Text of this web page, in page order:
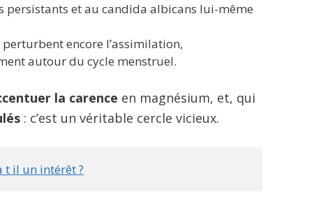
persistants et au candida albicans lui-même
encore l’assimilation,
autour du cycle menstruel.
la carence en magnésium, et, qui
: c’est un véritable cercle vicieux.
t il un intérêt ?